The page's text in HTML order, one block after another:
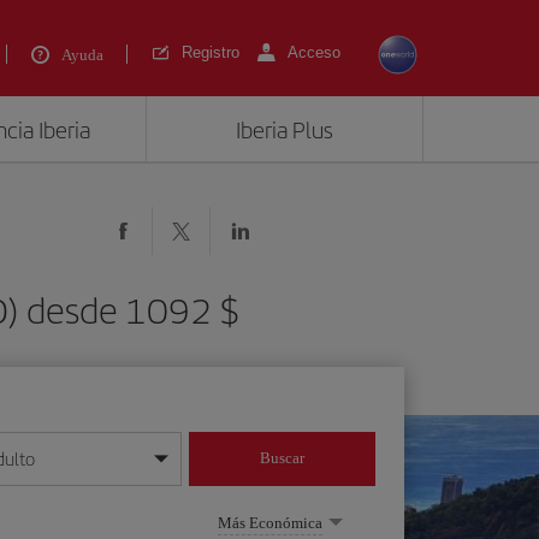
Ayuda Registro Acceso
Iberia Iberia Plus
desde 1092 $
mes/año
Buscar
Más Económica